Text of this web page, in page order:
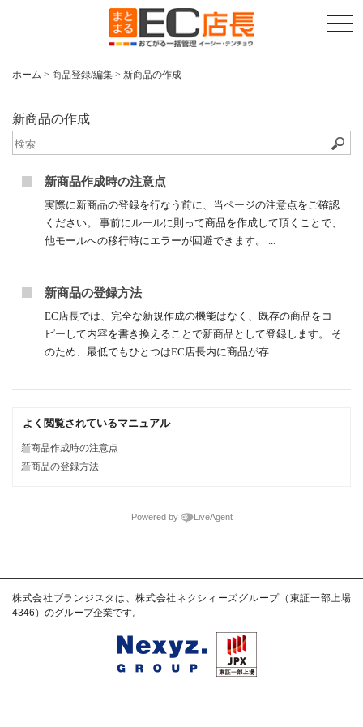
t
o
i
g
a
ホーム > 商品登録/編集 > 新商品の作成
新商品の作成
新商品作成時の注意点
実際に新商品の登録を行なう前に、当ページの注意点をご確認
ください。 事前にルールに則って商品を作成して頂くことで、
他モールへの移行時にエラーが回避できます。 ...
新商品の登録方法
EC店長では、完全な新規作成の機能はなく、既存の商品をコ
ピーして内容を書き換えることで新商品として登録します。 そ
のため、最低でもひとつはEC店長内に商品が存...
よく閲覧されているマニュアル
新商品作成時の注意点
新商品の登録方法
Powered by LiveAgent
株式会社ブランジスタは、株式会社ネクシィーズグループ（東証一部上場
4346）のグループ企業です。